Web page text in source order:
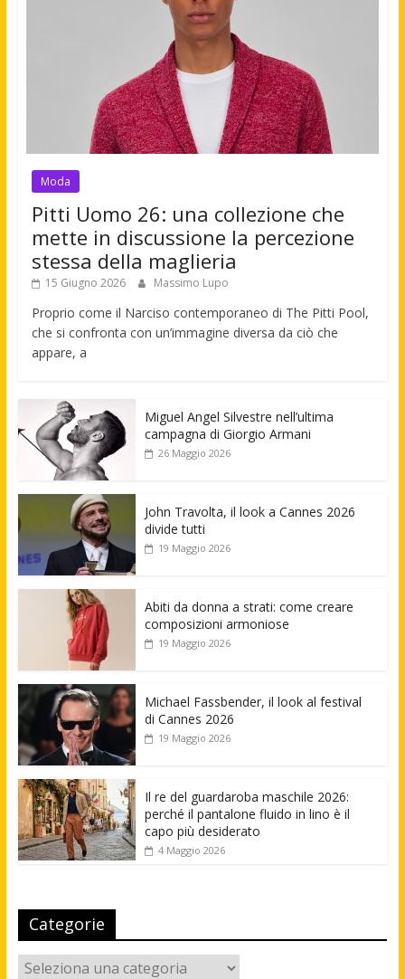
Moda
Pitti Uomo 26: una collezione che
mette in discussione la percezione
stessa della maglieria
15 Giugno 2026 Massimo Lupo
Proprio come il Narciso contemporaneo di The Pitti Pool,
che si confronta con un’immagine diversa da ciò che
appare, a
Miguel Angel Silvestre nell’ultima
campagna di Giorgio Armani
26 Maggio 2026
John Travolta, il look a Cannes 2026
divide tutti
19 Maggio 2026
Abiti da donna a strati: come creare
composizioni armoniose
19 Maggio 2026
Michael Fassbender, il look al festival
di Cannes 2026
19 Maggio 2026
Il re del guardaroba maschile 2026:
perché il pantalone fluido in lino è il
capo più desiderato
4 Maggio 2026
Categorie
Categorie